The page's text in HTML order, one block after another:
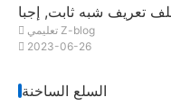
تعريف شبه ثابت, إجبا
ر الموقع على استخدام https
الوصول
تعليمي Z-blog
2023-06-26
السلع الساخنة